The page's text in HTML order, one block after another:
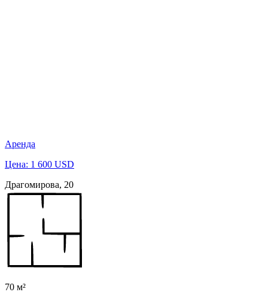
Аренда
Цена: 1 600 USD
Драгомирова, 20
70 м²